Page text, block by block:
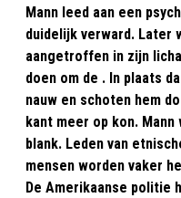
Mann leed aan een
duidelijk verward. Later
aangetroffen in zijn
doen om de . In plaats
nauw en schoten hem
kant meer op kon.
blank. Leden van
mensen worden vaker
De Amerikaanse politie